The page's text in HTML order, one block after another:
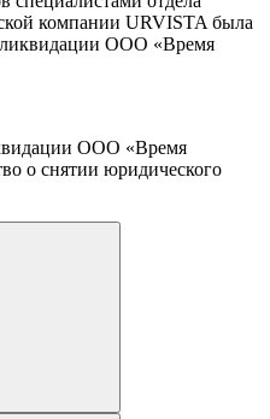
компании URVISTA была
ликвидации ООО «Время
ООО «Время
о снятии юридического